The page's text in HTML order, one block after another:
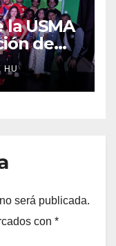
la USMA
de
43
HU
será publicada.
con *